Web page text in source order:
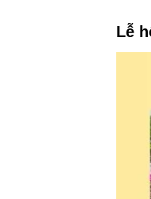
Lễ